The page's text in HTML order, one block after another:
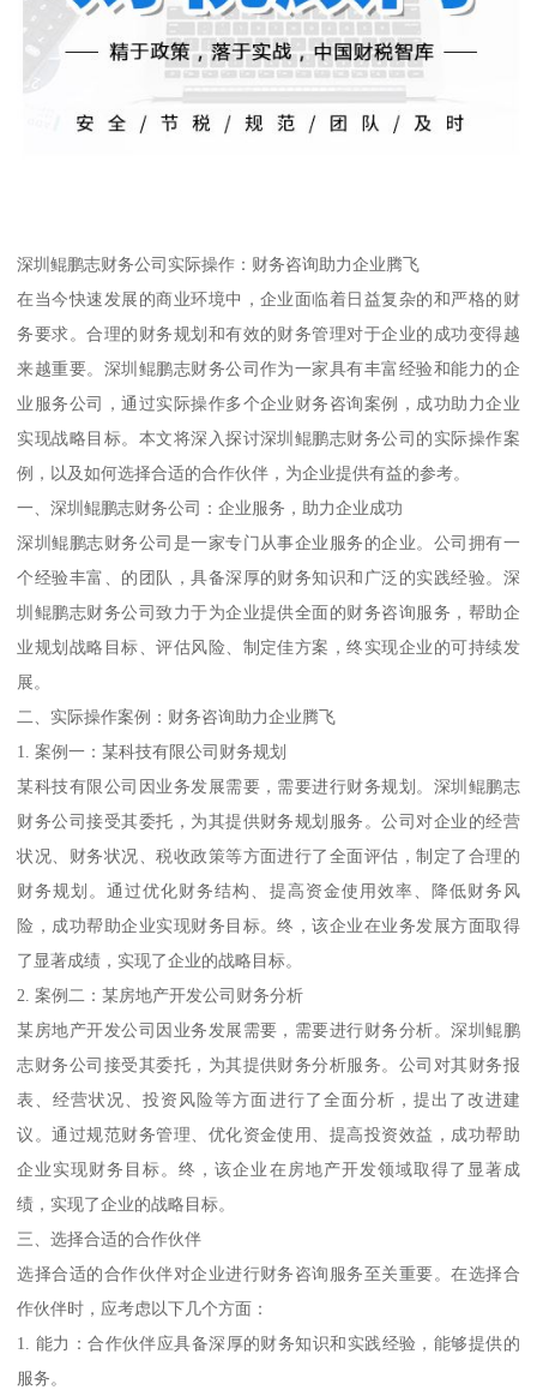
深圳鲲鹏志财务公司实际操作：财务咨询助力企业腾飞
在当今快速发展的商业环境中，企业面临着日益复杂的和严格的财
务要求。合理的财务规划和有效的财务管理对于企业的成功变得越
来越重要。深圳鲲鹏志财务公司作为一家具有丰富经验和能力的企
业服务公司，通过实际操作多个企业财务咨询案例，成功助力企业
实现战略目标。本文将深入探讨深圳鲲鹏志财务公司的实际操作案
例，以及如何选择合适的合作伙伴，为企业提供有益的参考。
一、深圳鲲鹏志财务公司：企业服务，助力企业成功
深圳鲲鹏志财务公司是一家专门从事企业服务的企业。公司拥有一
个经验丰富、的团队，具备深厚的财务知识和广泛的实践经验。深
圳鲲鹏志财务公司致力于为企业提供全面的财务咨询服务，帮助企
业规划战略目标、评估风险、制定佳方案，终实现企业的可持续发
展。
二、实际操作案例：财务咨询助力企业腾飞
1. 案例一：某科技有限公司财务规划
某科技有限公司因业务发展需要，需要进行财务规划。深圳鲲鹏志
财务公司接受其委托，为其提供财务规划服务。公司对企业的经营
状况、财务状况、税收政策等方面进行了全面评估，制定了合理的
财务规划。通过优化财务结构、提高资金使用效率、降低财务风
险，成功帮助企业实现财务目标。终，该企业在业务发展方面取得
了显著成绩，实现了企业的战略目标。
2. 案例二：某房地产开发公司财务分析
某房地产开发公司因业务发展需要，需要进行财务分析。深圳鲲鹏
志财务公司接受其委托，为其提供财务分析服务。公司对其财务报
表、经营状况、投资风险等方面进行了全面分析，提出了改进建
议。通过规范财务管理、优化资金使用、提高投资效益，成功帮助
企业实现财务目标。终，该企业在房地产开发领域取得了显著成
绩，实现了企业的战略目标。
三、选择合适的合作伙伴
选择合适的合作伙伴对企业进行财务咨询服务至关重要。在选择合
作伙伴时，应考虑以下几个方面：
1. 能力：合作伙伴应具备深厚的财务知识和实践经验，能够提供的
服务。